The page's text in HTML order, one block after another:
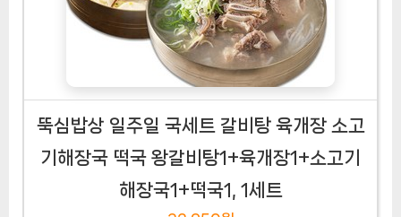
뚝심밥상 일주일 국세트 갈비탕 육개장 소고
기해장국 떡국 왕갈비탕1+육개장1+소고기
해장국1+떡국1, 1세트